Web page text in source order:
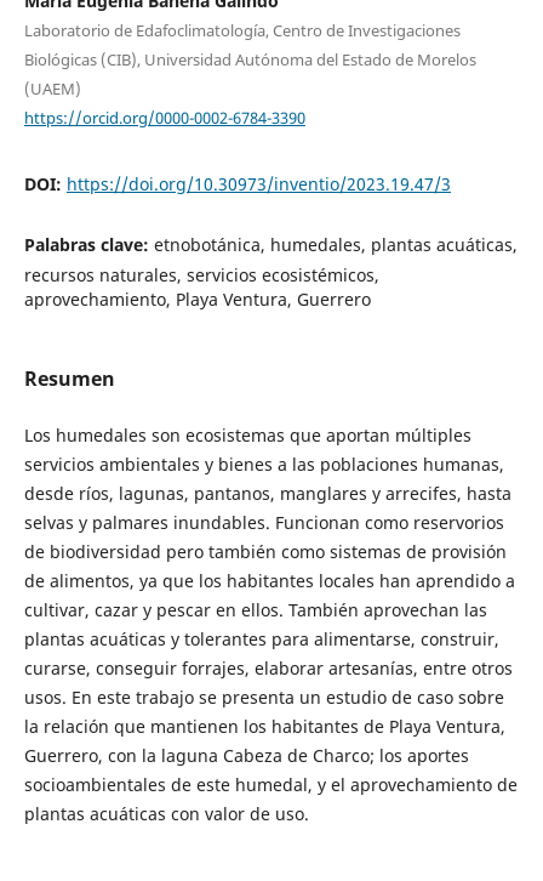
Laboratorio de Edafoclimatología, Centro de Investigaciones
Biológicas (CIB), Universidad Autónoma del Estado de Morelos
(UAEM)
https://orcid.org/0000-0002-6784-3390
DOI: https://doi.org/10.30973/inventio/2023.19.47/3
Palabras clave: etnobotánica, humedales, plantas acuáticas,
recursos naturales, servicios ecosistémicos,
aprovechamiento, Playa Ventura, Guerrero
Resumen
Los humedales son ecosistemas que aportan múltiples
servicios ambientales y bienes a las poblaciones humanas,
desde ríos, lagunas, pantanos, manglares y arrecifes, hasta
selvas y palmares inundables. Funcionan como reservorios
de biodiversidad pero también como sistemas de provisión
de alimentos, ya que los habitantes locales han aprendido a
cultivar, cazar y pescar en ellos. También aprovechan las
plantas acuáticas y tolerantes para alimentarse, construir,
curarse, conseguir forrajes, elaborar artesanías, entre otros
usos. En este trabajo se presenta un estudio de caso sobre
la relación que mantienen los habitantes de Playa Ventura,
Guerrero, con la laguna Cabeza de Charco; los aportes
socioambientales de este humedal, y el aprovechamiento de
plantas acuáticas con valor de uso.